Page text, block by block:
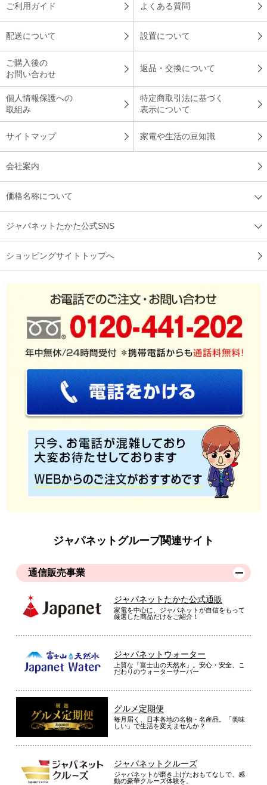
ご利用ガイド よくある質問
配送について 設置について
ご購入後の
お問い合わせ
返品・交換について
個人情報保護への
取組み
特定商取引法に基づく
表示について
サイトマップ 家電や生活の豆知識
会社案内
価格名称について
ジャパネットたかた公式SNS
ショッピングサイトトップへ
ジャパネットグループ関連サイト
通信販売事業
ジャパネットたかた公式通販
家電を中心に、ジャパネットが自信をもって
厳選した商品だけをご紹介！
ジャパネットウォーター
上質な「富士山の天然水」。安心・安全、こ
だわりのウォーターサーバー
グルメ定期便
毎月届く、日本各地の名物・名産品。「美味
しい」で生活を変えませんか？
ジャパネットクルーズ
ジャパネットが磨き上げたおもてなしで、感
動の豪華クルーズ体験を。